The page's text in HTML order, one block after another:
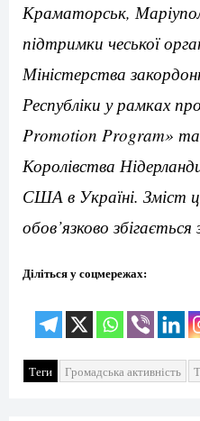
Краматорськ,
підтримки чеської
Міністерства
Республіки у рамках
Promotion Program»
Королівства
США в Україні. Зміст
обов’язково
Діліться у соцмережах:
Теги Громадська активність